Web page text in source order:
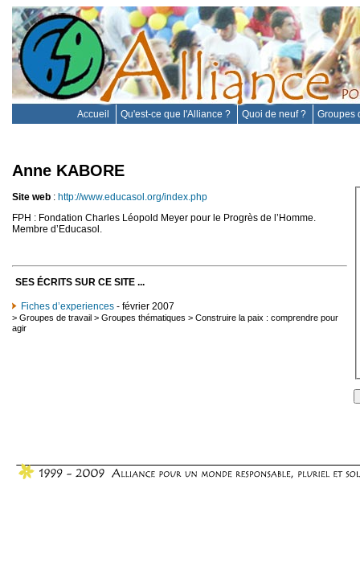
Accueil Qu'est-ce que l'Alliance ? Quoi de neuf ? Groupes
Anne KABORE
Site web : http://www.educasol.org/index.php
FPH : Fondation Charles Léopold Meyer pour le Progrès de l’Homme.
Membre d’Educasol.
SES ÉCRITS SUR CE SITE ...
Fiches d’experiences - février 2007
> Groupes de travail > Groupes thématiques > Construire la paix : comprendre pour
agir